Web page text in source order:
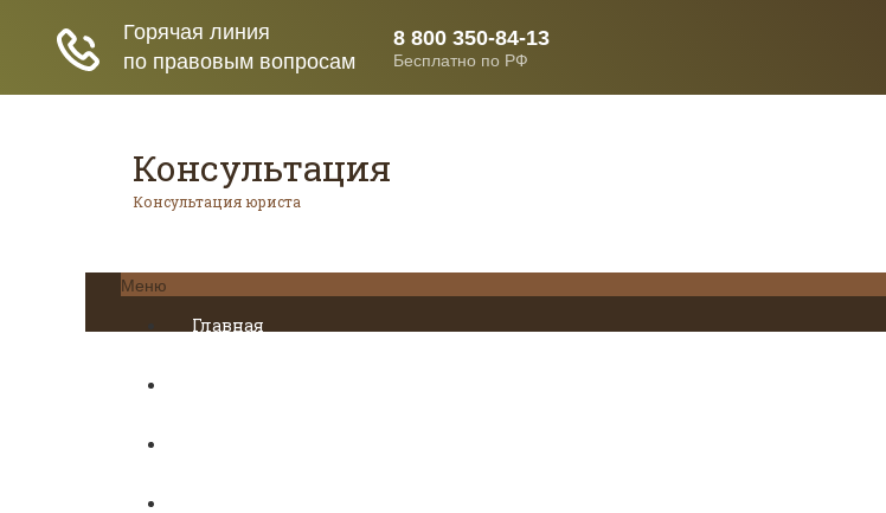
Консультация
Консультация юриста
Меню
Главная